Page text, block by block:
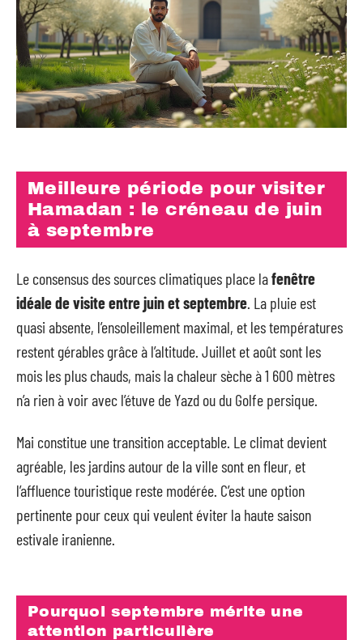
Meilleure période pour visiter
Hamadan : le créneau de juin
à septembre
Le consensus des sources climatiques place lafenêtre
idéale de visite entre juin et septembre . La pluie est
quasi absente, l’ensoleillement maximal, et les températures
restent gérables grâce à l’altitude. Juillet et août sont les
mois les plus chauds, mais la chaleur sèche à 1 600 mètres
n’a rien à voir avec l’étuve de Yazd ou du Golfe persique.
Mai constitue une transition acceptable. Le climat devient
agréable, les jardins autour de la ville sont en fleur, et
l’affluence touristique reste modérée. C’est une option
pertinente pour ceux qui veulent éviter la haute saison
estivale iranienne.
Pourquoi septembre mérite une
attention particulière